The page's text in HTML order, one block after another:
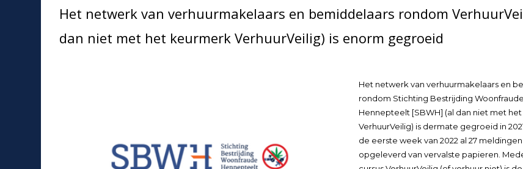
Het netwerk van verhuurmakelaars en bemiddelaars rondom
dan niet met het keurmerk VerhuurVeilig) is enorm gegroeid
Het netwerk van verhuurmakelaars en
rondom Stichting Bestrijding
Hennepteelt [SBWH] (al dan niet met
VerhuurVeilig) is dermate gegroeid in
de eerste week van 2022 al 27
opgeleverd van vervalste papieren.